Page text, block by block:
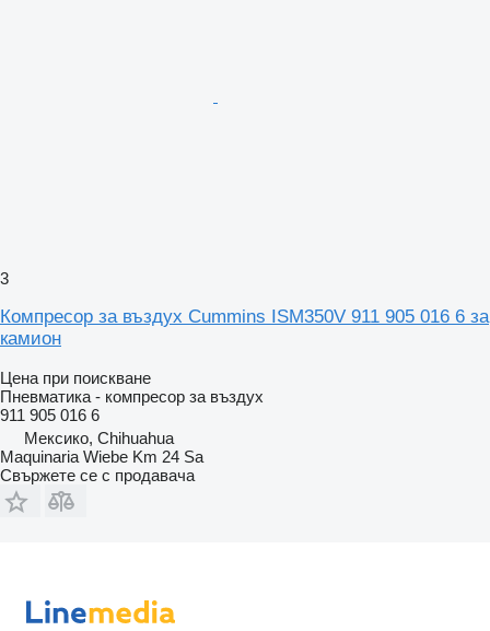
3
Компресор за въздух Cummins ISM350V 911 905 016 6 за
камион
Цена при поискване
Пневматика - компресор за въздух
911 905 016 6
Мексико, Chihuahua
Maquinaria Wiebe Km 24 Sa
Свържете се с продавача